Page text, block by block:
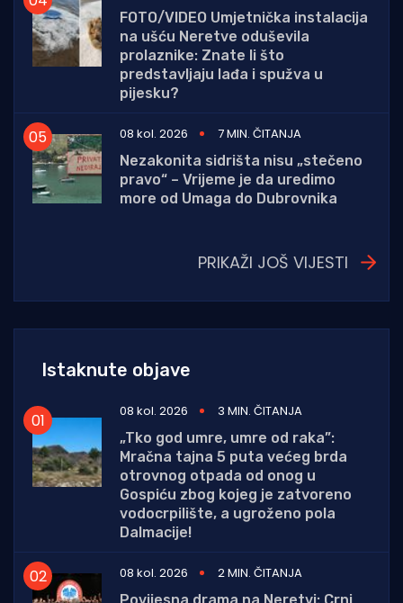
FOTO/VIDEO Umjetnička instalacija
na ušću Neretve oduševila
prolaznike: Znate li što
predstavljaju lađa i spužva u
pijesku?
08 kol. 2026
7 MIN. ČITANJA
Nezakonita sidrišta nisu „stečeno
pravo“ – Vrijeme je da uredimo
more od Umaga do Dubrovnika
PRIKAŽI JOŠ VIJESTI
Istaknute objave
08 kol. 2026
3 MIN. ČITANJA
„Tko god umre, umre od raka”:
Mračna tajna 5 puta većeg brda
otrovnog otpada od onog u
Gospiću zbog kojeg je zatvoreno
vodocrpilište, a ugroženo pola
Dalmacije!
08 kol. 2026
2 MIN. ČITANJA